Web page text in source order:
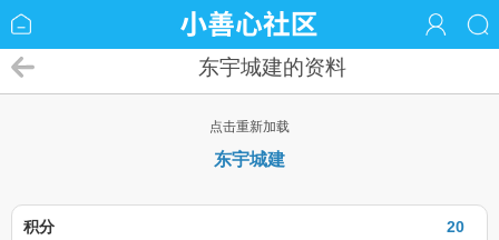
东宇城建的资料
点击重新加载
东宇城建
20
积分